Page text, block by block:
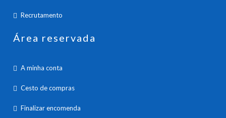
Recrutamento
Área reservada
A minha conta
Cesto de compras
Finalizar encomenda